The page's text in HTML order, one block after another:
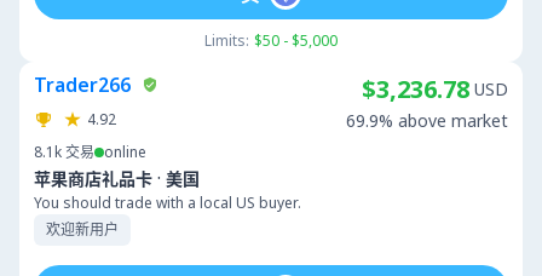
Limits: $50 - $5,000
Trader266
4.92
8.1k交易 online
苹果商店礼品卡 · 美国
You should trade with a local US buyer.
欢迎新用户
$3,236.78 USD
69.9% above market